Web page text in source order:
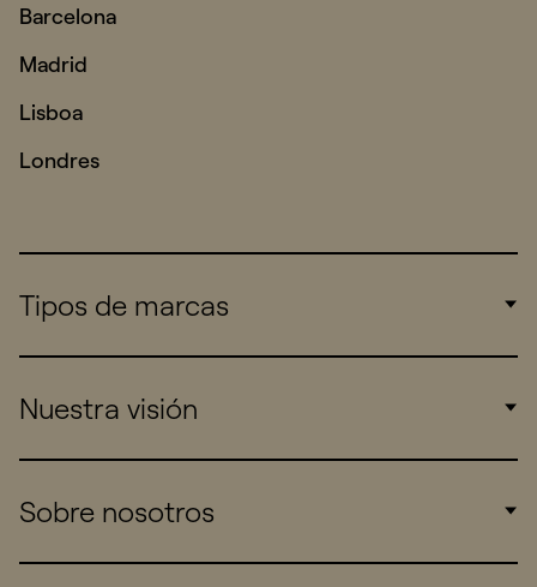
Barcelona
Madrid
Lisboa
Londres
Tipos de marcas
Consumers
Startups
Nuestra visión
Work
Sobre nosotros